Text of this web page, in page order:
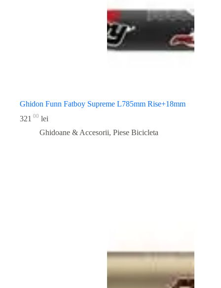
Ghidon Funn Fatboy Supreme L785mm Rise+18mm
321 00 lei
Ghidoane & Accesorii, Piese Bicicleta